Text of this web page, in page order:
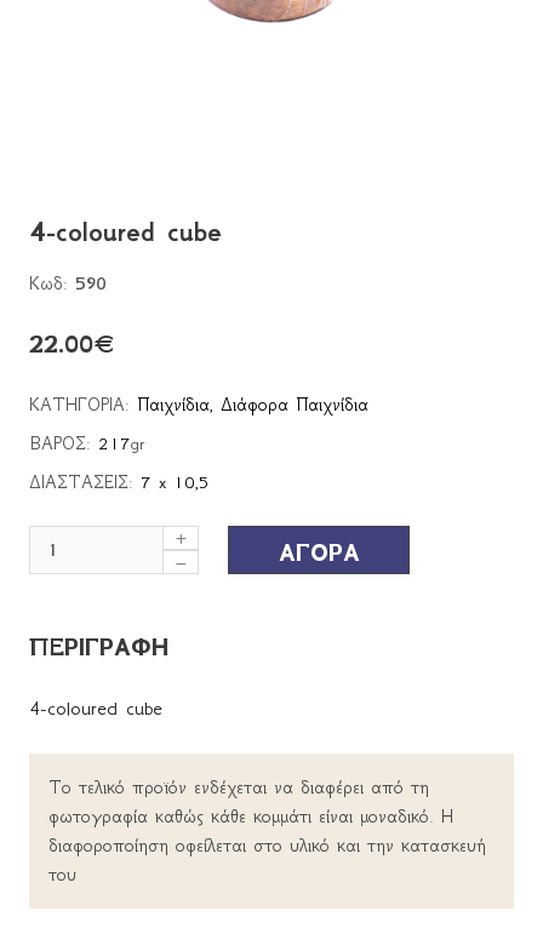
4-coloured cube
Κωδ: 590
22.00€
ΚΑΤΗΓΟΡΙΑ: Παιχνίδια, Διάφορα Παιχνίδια
ΒΑΡΟΣ: 217gr
ΔΙΑΣΤΑΣΕΙΣ: 7 x 10,5
ΑΓΟΡΑ
ΠΕΡΙΓΡΑΦΗ
4-coloured cube
Το τελικό προϊόν ενδέχεται να διαφέρει από τη
φωτογραφία καθώς κάθε κομμάτι είναι μοναδικό. Η
διαφοροποίηση οφείλεται στο υλικό και την κατασκευή
του